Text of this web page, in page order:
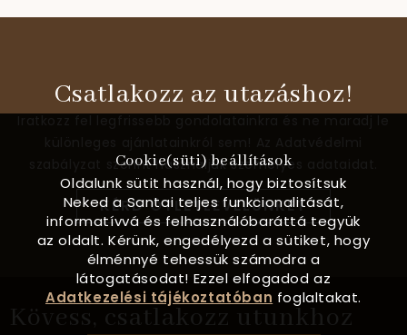
Csatlakozz az utazáshoz!
szabályzat szerint használjuk személyes adataidat.
KÉRD ÖTLETLEVELÜNKET
Kövess, csatlakozz utunkhoz
Cookie(süti) beállítások
Oldalunk sütit használ, hogy biztosítsuk
Neked a Santai teljes funkcionalitását,
informatívvá és felhasználóbaráttá tegyük
az oldalt. Kérünk, engedélyezd a sütiket, hogy
élménnyé tehessük számodra a
látogatásodat! Ezzel elfogadod az
Adatkezelési tájékoztatóban foglaltakat.